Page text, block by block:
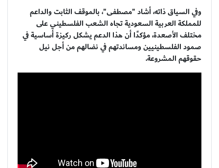
وفي السياق ذاته، أشاد "مصطفى"، بالموقف الثابت والداعم
للمملكة العربية السعودية تجاه الشعب الفلسطيني على
مختلف الأصعدة، مؤكدًا أن هذا الدعم يشكل ركيزة أساسية في
صمود الفلسطينيين ومساندتهم في نضالهم من أجل نيل
حقوقهم المشروعة.